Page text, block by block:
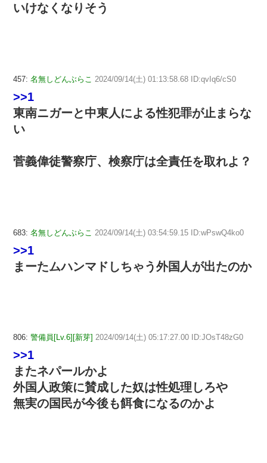
いけなくなりそう
457: 名無しどんぶらこ 2024/09/14(土) 01:13:58.68 ID:qvIq6/cS0
>>1
東南ニガーと中東人による性犯罪が止まらな
い
菅義偉徒警察庁、検察庁は全責任を取れよ？
683: 名無しどんぶらこ 2024/09/14(土) 03:54:59.15 ID:wPswQ4ko0
>>1
まーたムハンマドしちゃう外国人が出たのか
806: 警備員[Lv.6][新芽] 2024/09/14(土) 05:17:27.00 ID:JOsT48zG0
>>1
またネパールかよ
外国人政策に賛成した奴は性処理しろや
無実の国民が今後も餌食になるのかよ